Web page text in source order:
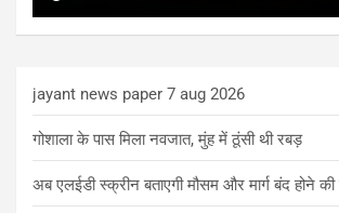
jayant news paper 7 aug 2026
गोशाला के पास मिला नवजात, मुंह में ठूंसी थी रबड़
अब एलईडी स्क्रीन बताएगी मौसम और मार्ग बंद होने